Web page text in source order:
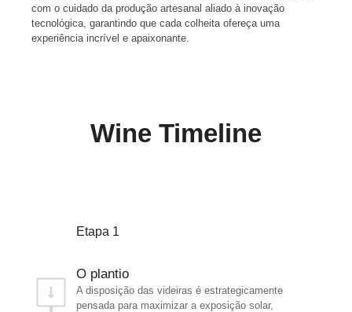
com o cuidado da produção artesanal aliado à inovação
tecnológica, garantindo que cada colheita ofereça uma
experiência incrível e apaixonante.
Wine Timeline
Etapa 1
O plantio
A disposição das videiras é estrategicamente
pensada para maximizar a exposição solar,